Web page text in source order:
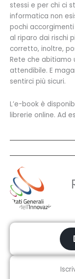
stessi e per chi ci
informatica non
pochi
al riparo dai rischi
corretto, inoltre,
Rete che abitiamo
attendibile. E
sentirci più sicuri.
L’e-book è
librerie online. Ad